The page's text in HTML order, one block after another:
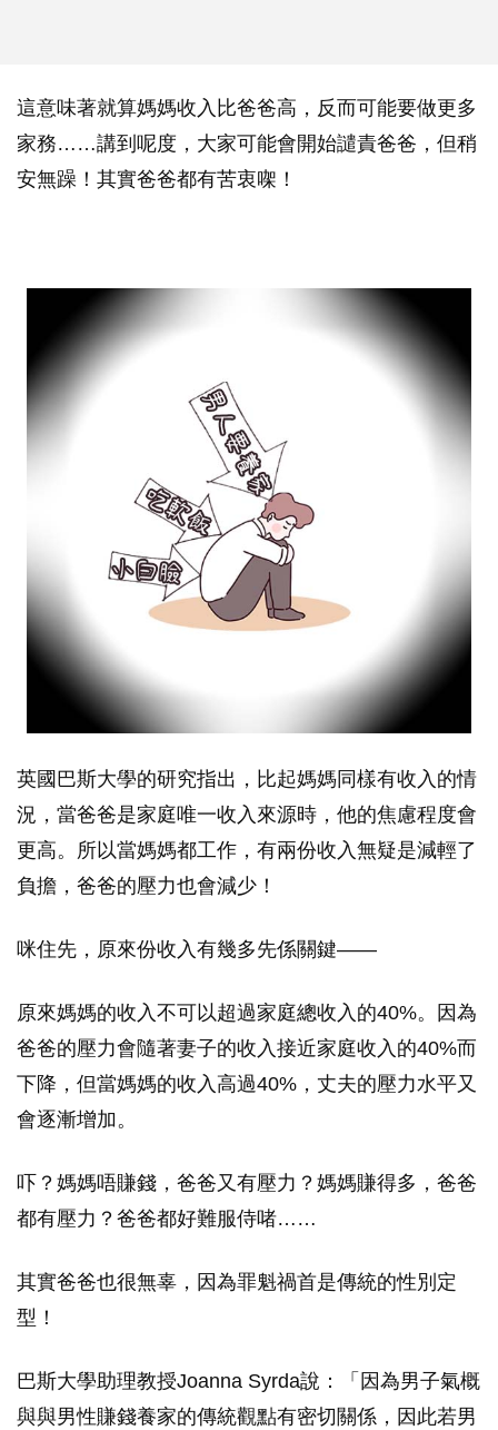
這意味著就算媽媽收入比爸爸高，反而可能要做更多
家務……講到呢度，大家可能會開始譴責爸爸，但稍
安無躁！其實爸爸都有苦衷㗎！
英國巴斯大學的研究指出，比起媽媽同樣有收入的情
況，當爸爸是家庭唯一收入來源時，他的焦慮程度會
更高。所以當媽媽都工作，有兩份收入無疑是減輕了
負擔，爸爸的壓力也會減少！
咪住先，原來份收入有幾多先係關鍵——
原來媽媽的收入不可以超過家庭總收入的40%。因為
爸爸的壓力會隨著妻子的收入接近家庭收入的40%而
下降，但當媽媽的收入高過40%，丈夫的壓力水平又
會逐漸增加。
吓？媽媽唔賺錢，爸爸又有壓力？媽媽賺得多，爸爸
都有壓力？爸爸都好難服侍啫……
其實爸爸也很無辜，因為罪魁禍首是傳統的性別定
型！
巴斯大學助理教授Joanna Syrda說：「因為男子氣概
與與男性賺錢養家的傳統觀點有密切關係，因此若男